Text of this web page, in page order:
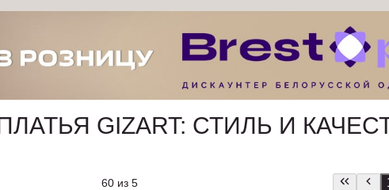
GIZART: СТИЛЬ И
60 из 5